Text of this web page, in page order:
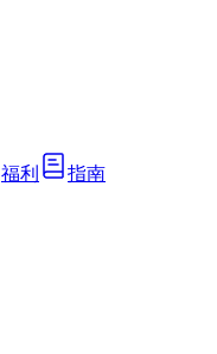
福利 指南